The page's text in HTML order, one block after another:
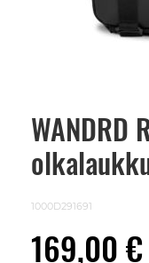
WANDRD
1000D291691
169,00 €
Skip
beginning
images